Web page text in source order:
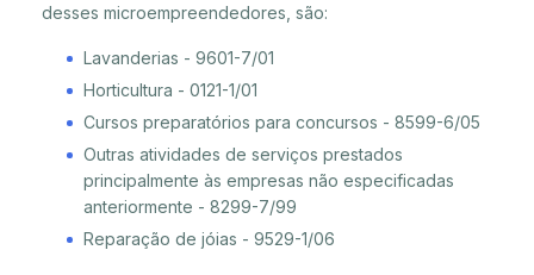
desses microempreendedores, são:
Lavanderias - 9601-7/01
Horticultura - 0121-1/01
Cursos preparatórios para concursos - 8599-6/05
Outras atividades de serviços prestados
principalmente às empresas não especificadas
anteriormente - 8299-7/99
Reparação de jóias - 9529-1/06